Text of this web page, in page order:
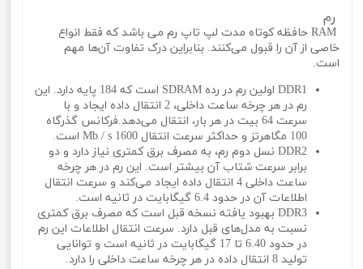
رم
RAM حافظه کوتاه مدت لپ تاپ رم می باشد که فقط انواع
خاصی از آن را قبول می‌کنند. بنابراین درک تفاوت آن‌ها مهم
است.
DDR1 اولین رم در رده SDRAM است که 184 پایه دارد. این
رم در هر چرخه ساعت داخلی، 2 انتقال داده ایجاد و با
سرعت 64 بیت در هر بار، انتقال می‌دهد.فرکانس گذرگاه
100 مگاهرتز و حداکثر سرعت انتقال 1600 Mb / s است.
DDR2 نسل دوم رم، به مصرف برق کمتری نیاز دارد و دو
برابر سرعت شتاب آن بیشتر است. این رم در هر چرخه
ساعت داخلی 4 انتقال داده ایجاد می‌کند و سرعت انتقال
اطلاعات آن در حدود 6.4 گیگابایت در ثانیه است.
DDR3 بهبود یافته نسخه قبل است که مصرف برق کمتری
نسبت به مدل‌های قبل دارد. سرعت انتقال اطلاعات این رم
در حدود 6.40 تا 17 گیگابایت در ثانیه است و توانایی
تولید 8 انتقال داده در هر چرخه ساعت داخلی را دارد.